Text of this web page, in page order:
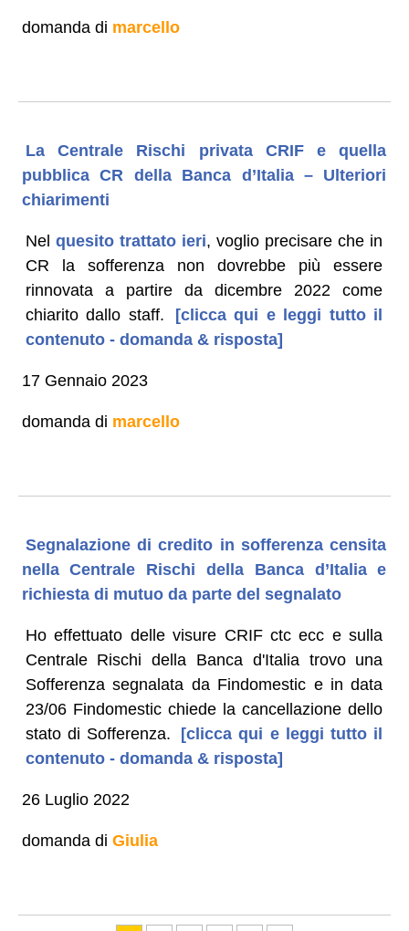
domanda di marcello
La Centrale Rischi privata CRIF e quella
pubblica CR della Banca d’Italia – Ulteriori
chiarimenti
Nel quesito trattato ieri, voglio precisare che in
CR la sofferenza non dovrebbe più essere
rinnovata a partire da dicembre 2022 come
chiarito dallo staff.
[clicca qui e leggi tutto il
contenuto - domanda & risposta]
17 Gennaio 2023
domanda di marcello
Segnalazione di credito in sofferenza censita
nella Centrale Rischi della Banca d’Italia e
richiesta di mutuo da parte del segnalato
Ho effettuato delle visure CRIF ctc ecc e sulla
Centrale Rischi della Banca d'Italia trovo una
Sofferenza segnalata da Findomestic e in data
23/06 Findomestic chiede la cancellazione dello
stato di Sofferenza.
[clicca qui e leggi tutto il
contenuto - domanda & risposta]
26 Luglio 2022
domanda di Giulia